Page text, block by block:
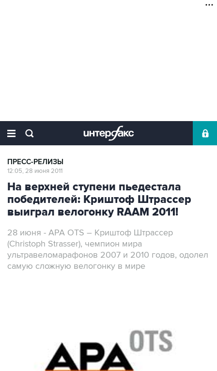
ПРЕСС-РЕЛИЗЫ
12:05, 28 июня 2011
На верхней ступени пьедестала
победителей: Криштоф Штрассер
выиграл велогонку RAAM 2011!
28 июня - APA OTS – Криштоф Штрассер
(Christoph Strasser), чемпион мира
ультравеломарафонов 2007 и 2010 годов, одолел
самую сложную велогонку в мире